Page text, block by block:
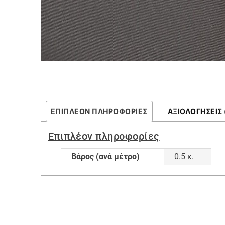
ΕΠΙΠΛΈΟΝ ΠΛΗΡΟΦΟΡΊΕΣ ΑΞΙΟΛΟΓΉΣΕΙΣ
Επιπλέον πληροφορίες
Βάρος (ανά μέτρο) 0.5 κ.